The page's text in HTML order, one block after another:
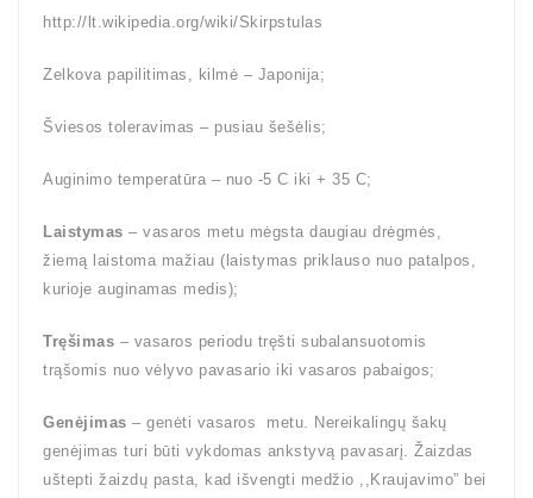
http://lt.wikipedia.org/wiki/Skirpstulas
Zelkova papilitimas, kilmė – Japonija;
Šviesos toleravimas – pusiau šešėlis;
Auginimo temperatūra – nuo -5 C iki + 35 C;
Laistymas – vasaros metu mėgsta daugiau drėgmės,
žiemą laistoma mažiau (laistymas priklauso nuo patalpos,
kurioje auginamas medis);
Tręšimas – vasaros periodu tręšti subalansuotomis
trąšomis nuo vėlyvo pavasario iki vasaros pabaigos;
Genėjimas – genėti vasaros metu. Nereikalingų šakų
genėjimas turi būti vykdomas ankstyvą pavasarį. Žaizdas
uštepti žaizdų pasta, kad išvengti medžio ,,Kraujavimo” bei